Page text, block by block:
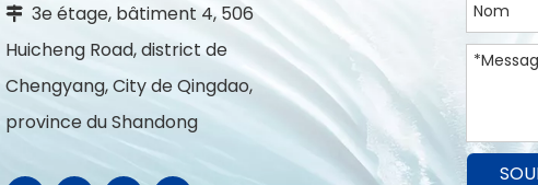
 3e étage, bâtiment 4, 506
Huicheng Road, district de
Chengyang, City de Qingdao,
province du Shandong